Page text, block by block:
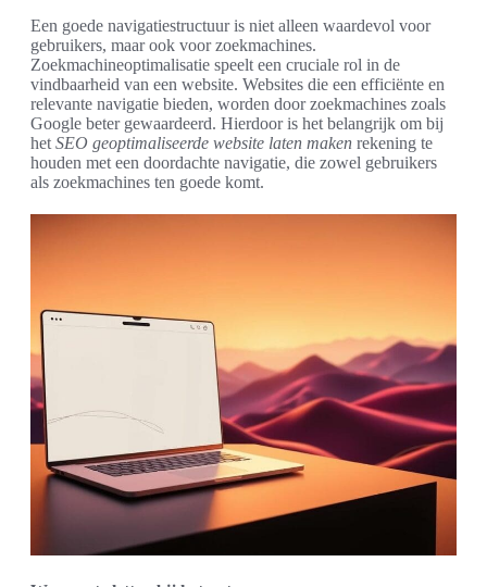
Een goede navigatiestructuur is niet alleen waardevol voor
gebruikers, maar ook voor zoekmachines.
Zoekmachineoptimalisatie speelt een cruciale rol in de
vindbaarheid van een website. Websites die een efficiënte en
relevante navigatie bieden, worden door zoekmachines zoals
Google beter gewaardeerd. Hierdoor is het belangrijk om bij
het SEO geoptimaliseerde website laten maken rekening te
houden met een doordachte navigatie, die zowel gebruikers
als zoekmachines ten goede komt.